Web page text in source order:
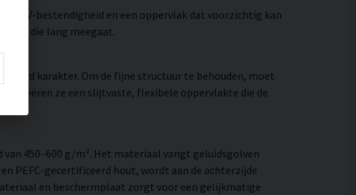
UV-bestendigheid en een oppervlak dat voorzichtig kan
die lang meegaat.
karakter. Om de fijne structuur te behouden, moet
creëren ze een slijtvaste, flexibele oppervlakte die de
450–600 g/m². Het materiaal vangt geluidsgolven
PEFC-gecertificeerd hout, wordt aan de achterzijde
en beschermplaat zorgt voor een gelijkmatige